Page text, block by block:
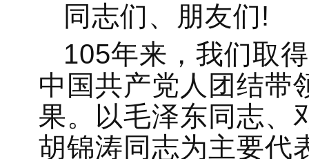
同志们、朋友们!
105年来，我们取
中国共产党人团结带
果。以毛泽东同志、
胡锦涛同志为主要代